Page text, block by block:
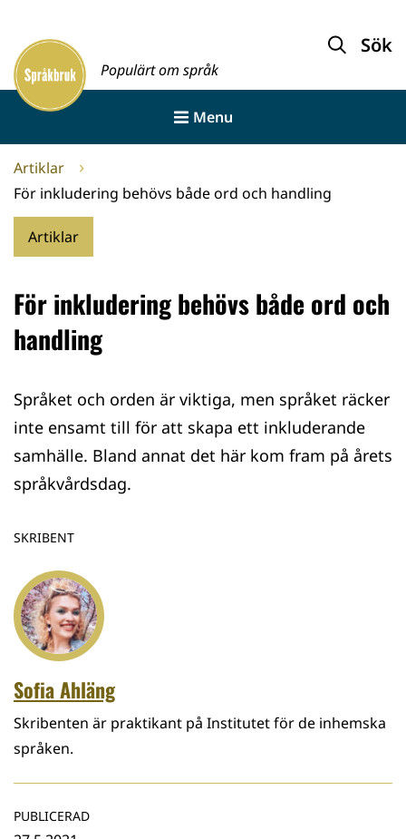
innehållet
Framsida
Populärt om språk
Sök
Menu
Artiklar
För inkludering behövs både ord och handling
Artiklar
För inkludering behövs både ord och
handling
Språket och orden är viktiga, men språket räcker
inte ensamt till för att skapa ett inkluderande
samhälle. Bland annat det här kom fram på årets
språkvårdsdag.
SKRIBENT
Sofia Ahläng
Skribenten är praktikant på Institutet för de inhemska
språken.
PUBLICERAD